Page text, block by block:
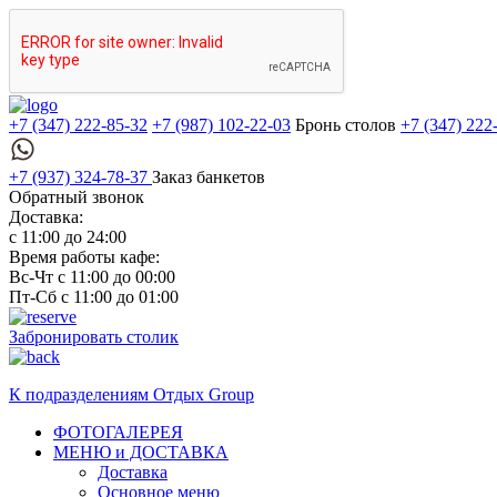
+7 (347) 222-85-32 +7 (987) 102-22-03 Бронь столов +7 (347)
+7 (937) 324-78-37 Заказ банкетов
Обратный звонок
Доставка:
с 11:00 до 24:00
Время работы кафе:
Вс-Чт с 11:00 до 00:00
Пт-Сб с 11:00 до 01:00
Забронировать столик
К подразделениям Отдых Group
ФОТОГАЛЕРЕЯ
МЕНЮ и ДОСТАВКА
Доставка
Основное меню